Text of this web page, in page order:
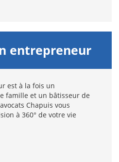
entrepreneur
est à la fois un
famille et un bâtisseur de
Chapuis vous
à 360° de votre vie